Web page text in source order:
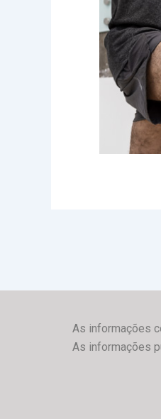
As informações
As informações